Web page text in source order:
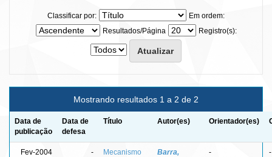
Classificar por:
Em ordem:
Resultados/Página
Registro(s):
Mostrando resultados 1 a 2 de 2
Data de
publicação
Data de
defesa
Título Autor(es) Orientador(es)
Fev-2004 -
Mecanismo
Barra,
- -